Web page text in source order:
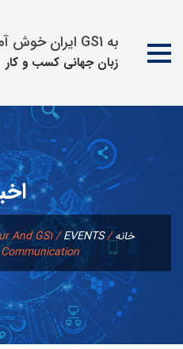
به GS1 ایران خوش آمدید
زبان جهانی كسب و كار
محتوا
خانه/
EVENTS
/
And GS1